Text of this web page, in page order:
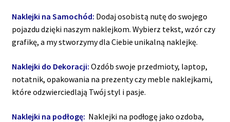
Naklejki na Samochód: Dodaj osobistą nutę do swojego
pojazdu dzięki naszym naklejkom. Wybierz tekst, wzór czy
grafikę, a my stworzymy dla Ciebie unikalną naklejkę.
Naklejki do Dekoracji: Ozdób swoje przedmioty, laptop,
notatnik, opakowania na prezenty czy meble naklejkami,
które odzwierciedlają Twój styl i pasje.
Naklejki na podłogę: Naklejki na podłogę jako ozdoba,